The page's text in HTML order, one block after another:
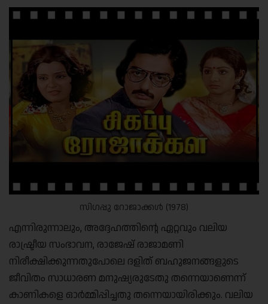
സിഗപ്പു റോജാക്കൾ (1978)
എന്നിരുന്നാലും, അദ്ദേഹത്തിന്റെ ഏറ്റവും വലിയ
രാഷ്ട്രീയ സംഭാവന, രാജേഷ് രാജാമണി
നിരീക്ഷിക്കുന്നതുപോലെ ദളിത് ബഹുജനങ്ങളുടെ
ജീവിതം സാധാരണ മനുഷ്യരുടേതു തന്നെയാണെന്ന്
കാണികളെ ഓർമ്മിപ്പിച്ചതു തന്നെയായിരിക്കും. വലിയ